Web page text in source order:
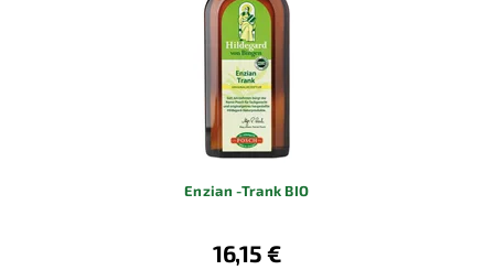
Enzian -Trank BIO
16,15 €